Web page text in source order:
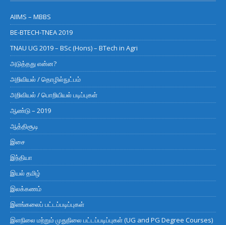
AIIMS – MBBS
BE-BTECH-TNEA 2019
TNAU UG 2019 – BSc (Hons) – BTech in Agri
அடுத்தது என்ன?
அறிவியல் / தொழில்நுட்பம்
அறிவியல் / பொறியியல் படிப்புகள்
ஆண்டு – 2019
ஆத்திசூடி
இசை
இந்தியா
இயல் தமிழ்
இலக்கணம்
இளங்கலைப் பட்டப்படிப்புகள்
இளநிலை மற்றும் முதுநிலை பட்டப்படிப்புகள் (UG and PG Degree Courses)